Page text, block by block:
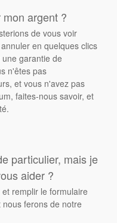
argent ?
de vous voir
en quelques clics
garantie de
n'êtes pas
et vous n'avez pas
faites-nous savoir, et
particulier, mais je
aider ?
et remplir le formulaire
ferons de notre